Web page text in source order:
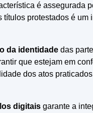
é assegurada
protestados é um
da identidade das
que estejam em
dos atos
digitais garante a